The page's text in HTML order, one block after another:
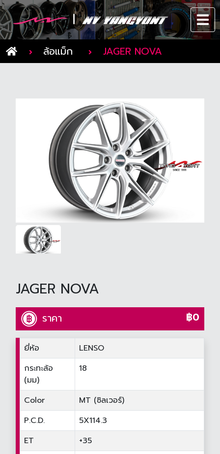
ล้อแม็ก JAGER NOVA
JAGER NOVA
ราคา ฿0
ยี่ห้อ
LENSO
กระทะล้อ
(มม)
18
Color
MT (ซิลเวอร์)
P.C.D.
5X114.3
ET
+35